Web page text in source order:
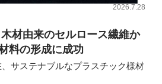
2026.7.28
材由来のセルロース繊維か
料の形成に成功
サステナブルなプラスチック様材